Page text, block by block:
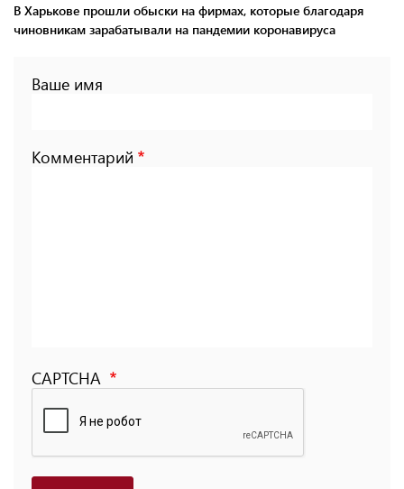
В Харькове прошли обыски на фирмах, которые благодаря
чиновникам зарабатывали на пандемии коронавируса
Ваше имя
Комментарий
CAPTCHA